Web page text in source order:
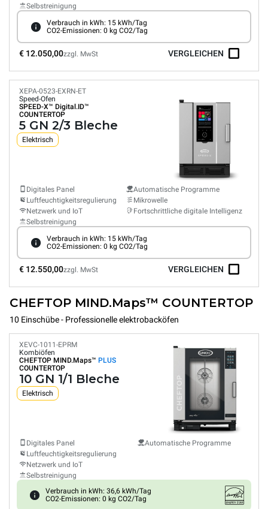
Selbstreinigung
Verbrauch in kWh: 15 kWh/Tag
CO2-Emissionen: 0 kg CO2/Tag
€ 12.050,00zzgl. MwSt VERGLEICHEN
XEPA-0523-EXRN-ET
Speed-Ofen
SPEED-X™ Digital.ID™
COUNTERTOP
5 GN 2/3 Bleche
Elektrisch
Digitales Panel
Luftfeuchtigkeitsregulierung
Netzwerk und IoT
Selbstreinigung
Automatische Programme
Mikrowelle
Fortschrittliche digitale Intelligenz
Verbrauch in kWh: 15 kWh/Tag
CO2-Emissionen: 0 kg CO2/Tag
€ 12.550,00zzgl. MwSt VERGLEICHEN
CHEFTOP MIND.Maps™ COUNTERTOP
10 Einschübe - Professionelle elektrobacköfen
XEVC-1011-EPRM
Kombiöfen
CHEFTOP MIND.Maps™ PLUS
COUNTERTOP
10 GN 1/1 Bleche
Elektrisch
Digitales Panel
Luftfeuchtigkeitsregulierung
Netzwerk und IoT
Selbstreinigung
Automatische Programme
Verbrauch in kWh: 36,6 kWh/Tag
CO2-Emissionen: 0 kg CO2/Tag